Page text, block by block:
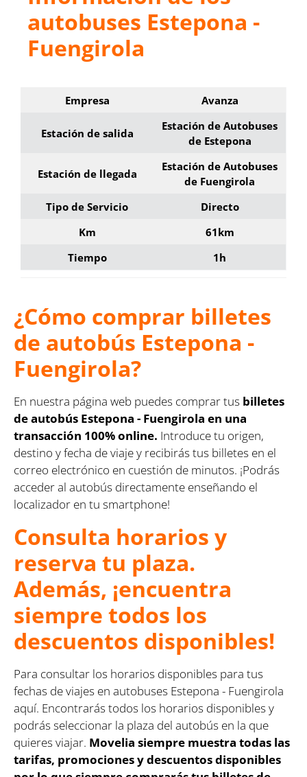
autobuses Estepona -
Fuengirola
Empresa Avanza
Estación de salida
Estación de Autobuses
de Estepona
Estación de llegada
Estación de Autobuses
de Fuengirola
Tipo de Servicio
Directo
Km
61km
Tiempo
1h
¿Cómo comprar billetes
de autobús Estepona -
Fuengirola?
En nuestra página web puedes comprar tus billetes
de autobús Estepona - Fuengirola en una
transacción 100% online. Introduce tu origen,
destino y fecha de viaje y recibirás tus billetes en el
correo electrónico en cuestión de minutos. ¡Podrás
acceder al autobús directamente enseñando el
localizador en tu smartphone!
Consulta horarios y
reserva tu plaza.
Además, ¡encuentra
siempre todos los
descuentos disponibles!
Para consultar los horarios disponibles para tus
fechas de viajes en autobuses Estepona - Fuengirola
aquí. Encontrarás todos los horarios disponibles y
podrás seleccionar la plaza del autobús en la que
quieres viajar. Movelia siempre muestra todas las
tarifas, promociones y descuentos disponibles